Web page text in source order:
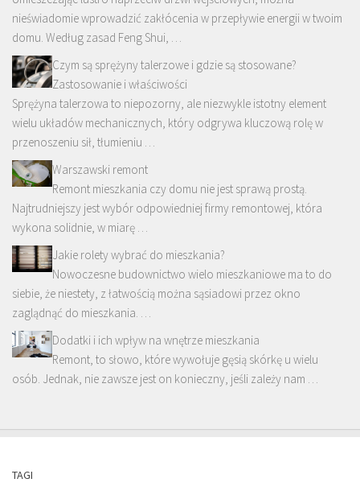
nieświadomie wprowadzić zakłócenia w przepływie energii w twoim
domu. Według zasad Feng Shui, …
Czym są sprężyny talerzowe i gdzie są stosowane?
Zastosowanie i właściwości
Sprężyna talerzowa to niepozorny, ale niezwykle istotny element
wielu układów mechanicznych, który odgrywa kluczową rolę w
przenoszeniu sił, tłumieniu …
Warszawski remont
Remont mieszkania czy domu nie jest sprawą prostą.
Najtrudniejszy jest wybór odpowiedniej firmy remontowej, która
wykona solidnie, w miarę …
Jakie rolety wybrać do mieszkania?
Nowoczesne budownictwo wielo mieszkaniowe ma to do
siebie, że niestety, z łatwością można sąsiadowi przez okno
zaglądnąć do mieszkania. …
Dodatki i ich wpływ na wnętrze mieszkania
Remont, to słowo, które wywołuje gęsią skórkę u wielu
osób. Jednak, nie zawsze jest on konieczny, jeśli zależy nam …
TAGI